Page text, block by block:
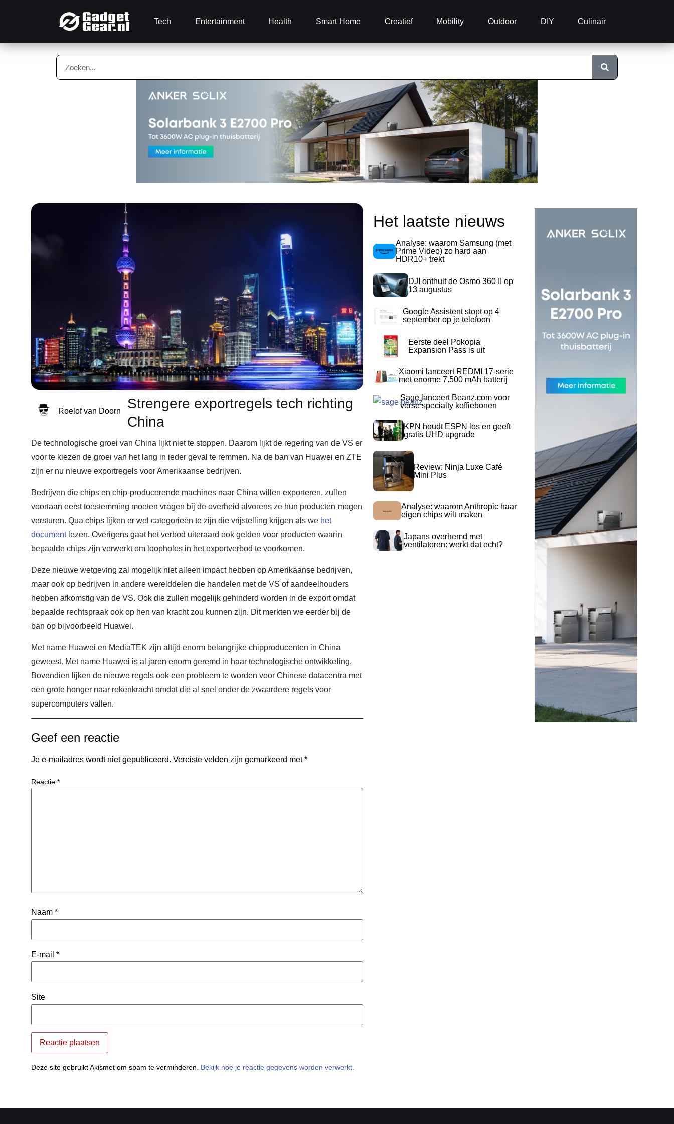
Tech Entertainment Health Smart Home Creatief Mobility Outdoor DIY Culinair
Roelof van Doorn
Strengere exportregels tech richting
China
De technologische groei van China lijkt niet te stoppen. Daarom lijkt de regering van de VS er
voor te kiezen de groei van het lang in ieder geval te remmen. Na de ban van Huawei en ZTE
zijn er nu nieuwe exportregels voor Amerikaanse bedrijven.
Bedrijven die chips en chip-producerende machines naar China willen exporteren, zullen
voortaan eerst toestemming moeten vragen bij de overheid alvorens ze hun producten mogen
versturen. Qua chips lijken er wel categorieën te zijn die vrijstelling krijgen als we het
documentlezen. Overigens gaat het verbod uiteraard ook gelden voor producten waarin
bepaalde chips zijn verwerkt om loopholes in het exportverbod te voorkomen.
Deze nieuwe wetgeving zal mogelijk niet alleen impact hebben op Amerikaanse bedrijven,
maar ook op bedrijven in andere werelddelen die handelen met de VS of aandeelhouders
hebben afkomstig van de VS. Ook die zullen mogelijk gehinderd worden in de export omdat
bepaalde rechtspraak ook op hen van kracht zou kunnen zijn. Dit merkten we eerder bij de
ban op bijvoorbeeld Huawei.
Met name Huawei en MediaTEK zijn altijd enorm belangrijke chipproducenten in China
geweest. Met name Huawei is al jaren enorm geremd in haar technologische ontwikkeling.
Bovendien lijken de nieuwe regels ook een probleem te worden voor Chinese datacentra met
een grote honger naar rekenkracht omdat die al snel onder de zwaardere regels voor
supercomputers vallen.
Geef een reactie
Je e-mailadres wordt niet gepubliceerd. Vereiste velden zijn gemarkeerd met*
Reactie *
Naam *
E-mail *
Site
Deze site gebruikt Akismet om spam te verminderen. Bekijk hoe je reactie gegevens worden verwerkt.
Het laatste nieuws
Analyse: waarom Samsung (met
Prime Video) zo hard aan
HDR10+ trekt
DJI onthult de Osmo 360 II op
13 augustus
Google Assistent stopt op 4
september op je telefoon
Eerste deel Pokopia
Expansion Pass is uit
Xiaomi lanceert REDMI 17-serie
met enorme 7.500 mAh batterij
Sage lanceert Beanz.com voor
verse specialty koffiebonen
KPN houdt ESPN los en geeft
gratis UHD upgrade
Review: Ninja Luxe Café
Mini Plus
Analyse: waarom Anthropic haar
eigen chips wilt maken
Japans overhemd met
ventilatoren: werkt dat echt?